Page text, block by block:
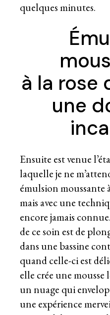
quelques minutes.
à la rose
une
Ensuite est venue
laquelle je ne
émulsion moussante
mais avec une
encore jamais
de ce soin est de
dans une bassine
quand celle-ci est
elle crée une mousse
un nuage qui
une expérience